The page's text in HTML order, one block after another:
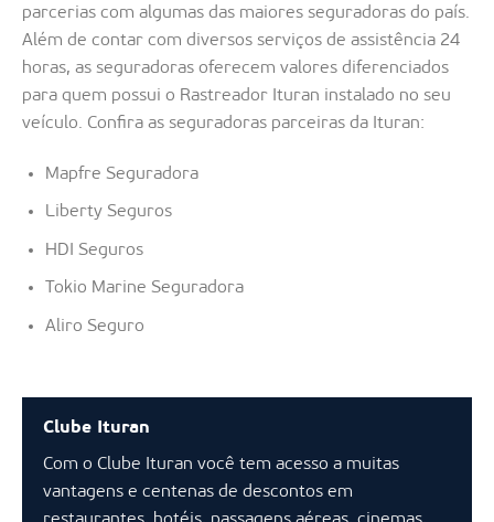
parcerias com algumas das maiores seguradoras do país.
Além de contar com diversos serviços de assistência 24
horas, as seguradoras oferecem valores diferenciados
para quem possui o Rastreador Ituran instalado no seu
veículo. Confira as seguradoras parceiras da Ituran:
Mapfre Seguradora
Liberty Seguros
HDI Seguros
Tokio Marine Seguradora
Aliro Seguro
Clube Ituran
Com o Clube Ituran você tem acesso a muitas
vantagens e centenas de descontos em